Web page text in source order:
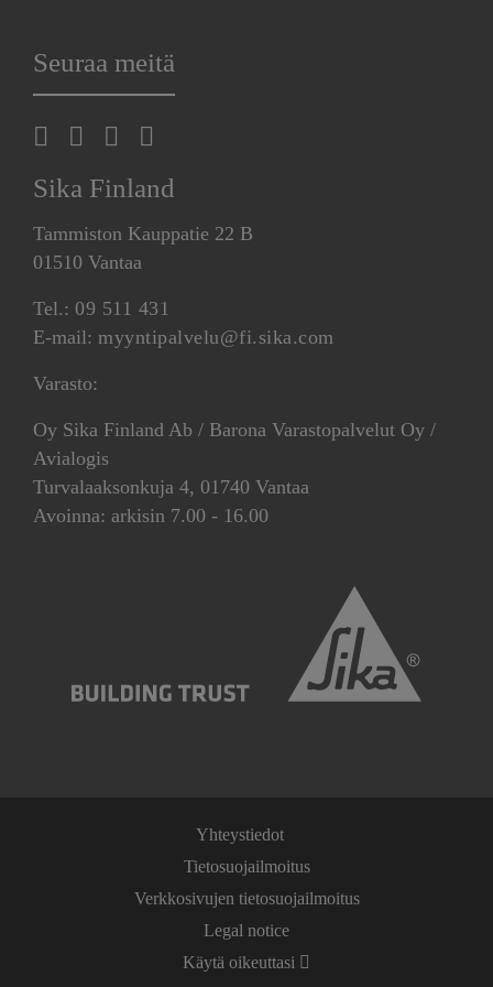
Seuraa meitä
Sika Finland
Tammiston Kauppatie 22 B
01510 Vantaa
Tel.: 09 511 431
E-mail: myyntipalvelu@fi.sika.com
Varasto:
Oy Sika Finland Ab / Barona Varastopalvelut Oy /
Avialogis
Turvalaaksonkuja 4, 01740 Vantaa
Avoinna: arkisin 7.00 - 16.00
Yhteystiedot
Tietosuojailmoitus
Verkkosivujen tietosuojailmoitus
Legal notice
Käytä oikeuttasi